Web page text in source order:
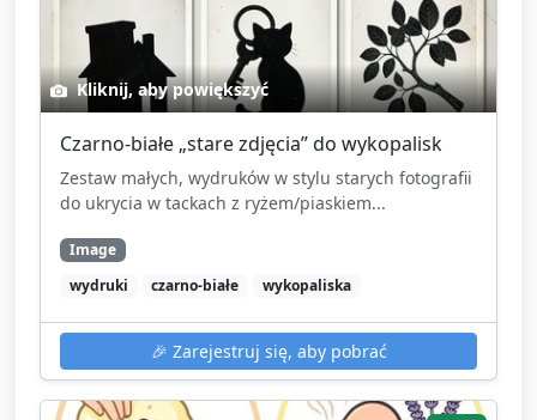
Kliknij, aby powiększyć
Czarno-białe „stare zdjęcia” do wykopalisk
Zestaw małych, wydruków w stylu starych fotografii
do ukrycia w tackach z ryżem/piaskiem...
Image
wydruki
czarno-białe wykopaliska
🎉 Zarejestruj się, aby pobrać